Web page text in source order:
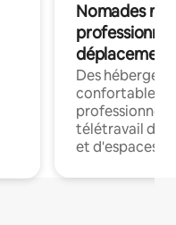
Nomades
déplacement
Des
confortables
professionnels
télétravail
et d'espaces